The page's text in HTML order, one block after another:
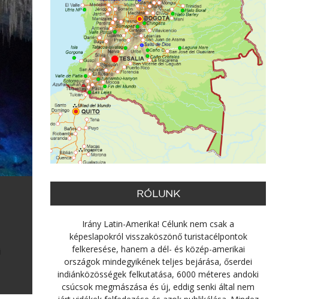
RÓLUNK
Irány Latin-Amerika! Célunk nem csak a
képeslapokról visszaköszönő turistacélpontok
felkeresése, hanem a dél- és közép-amerikai
országok mindegyikének teljes bejárása, őserdei
indiánközösségek felkutatása, 6000 méteres andoki
csúcsok megmászása és új, eddig senki által nem